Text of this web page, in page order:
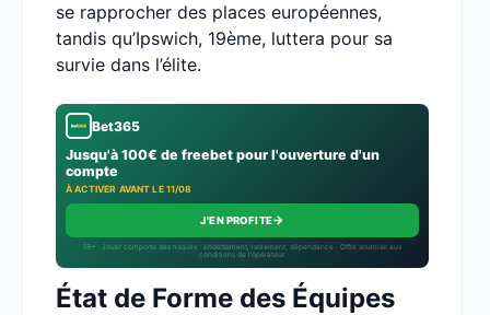
se rapprocher des places européennes,
tandis qu’Ipswich, 19ème, luttera pour sa
survie dans l’élite.
Bet365
Jusqu'à 100€ de freebet pour l'ouverture d'un
compte
À ACTIVER AVANT LE 11/08
J'EN PROFITE→
18+ · Jouer comporte des risques : endettement, isolement, dépendance · Offre soumise aux
conditions de l’opérateur.
État de Forme des Équipes